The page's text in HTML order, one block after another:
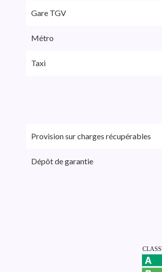
Gare TGV
Métro
Taxi
Provision sur charges récupérables
Dépôt de garantie